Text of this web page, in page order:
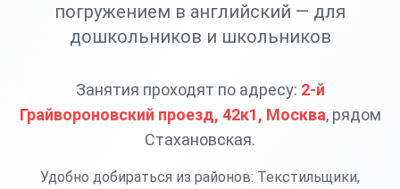
погружением в английский — для
дошкольников и школьников
Занятия проходят по адресу: 2-й
Грайвороновский проезд, 42к1, Москва, рядом
Стахановская.
Удобно добираться из районов: Текстильщики,